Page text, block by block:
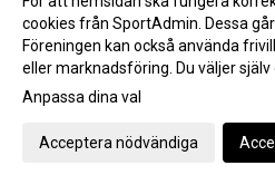
Tränarutbildningar hösten 2014
Erbjudande via Sponsorhuset!
Hylliedagen 19:e oktober!
Boka din flygresa via SAS - både du och
cookies från SportAdmin. Dessa
Föreningen kan också använda
eller marknadsföring. Du väljer själv
Anpassa dina val
Acceptera nödvändiga